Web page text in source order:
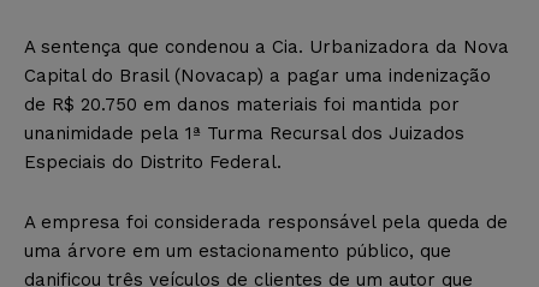
A sentença que condenou a Cia. Urbanizadora da Nova
Capital do Brasil (Novacap) a pagar uma indenização
de R$ 20.750 em danos materiais foi mantida por
unanimidade pela 1ª Turma Recursal dos Juizados
Especiais do Distrito Federal.
A empresa foi considerada responsável pela queda de
uma árvore em um estacionamento público, que
danificou três veículos de clientes de um autor que